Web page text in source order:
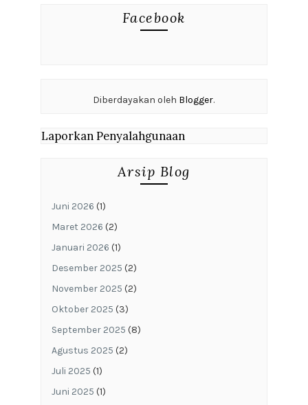
Facebook
Diberdayakan oleh Blogger.
Laporkan Penyalahgunaan
Arsip Blog
Juni 2026 (1)
Maret 2026 (2)
Januari 2026 (1)
Desember 2025 (2)
November 2025 (2)
Oktober 2025 (3)
September 2025 (8)
Agustus 2025 (2)
Juli 2025 (1)
Juni 2025 (1)